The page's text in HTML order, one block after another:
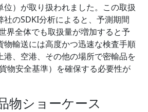
位）が取り扱われました。この取扱
社のSDKI分析によると、予測期間
界全体でも取扱量が増加すると予
物輸送には高度かつ迅速な検査手順
港、空港、その他の場所で密輸品を
物安全基準）を確保する必要性が
物ショーケース